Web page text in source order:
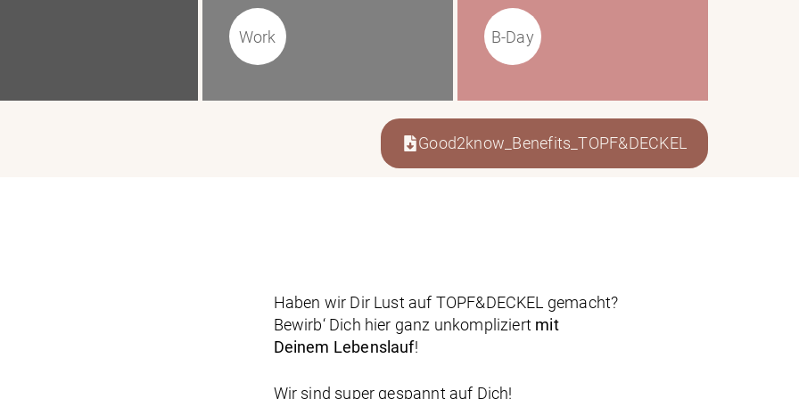
Work B-Day
Good2know_Benefits_TOPF&DECKEL
Haben wir Dir Lust auf TOPF&DECKEL gemacht?
Bewirb‘ Dich hier ganz unkompliziert mit
Deinem Lebenslauf!
Wir sind super gespannt auf Dich!